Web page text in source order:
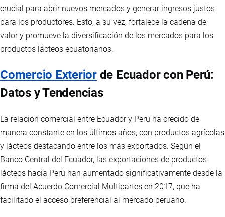
crucial para abrir nuevos mercados y generar ingresos justos
para los productores. Esto, a su vez, fortalece la cadena de
valor y promueve la diversificación de los mercados para los
productos lácteos ecuatorianos.
Comercio Exteriorde Ecuador con Perú:
Datos y Tendencias
La relación comercial entre Ecuador y Perú ha crecido de
manera constante en los últimos años, con productos agrícolas
y lácteos destacando entre los más exportados. Según el
Banco Central del Ecuador, las exportaciones de productos
lácteos hacia Perú han aumentado significativamente desde la
firma del Acuerdo Comercial Multipartes en 2017, que ha
facilitado el acceso preferencial al mercado peruano.